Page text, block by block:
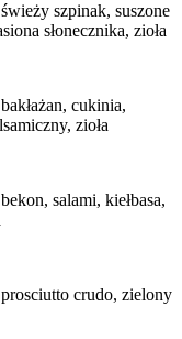
szpinak, suszone
słonecznika, zioła
cukinia,
zioła
salami, kiełbasa,
crudo, zielony